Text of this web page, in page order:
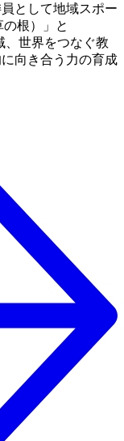
として地域スポー
の根）」と
、世界をつなぐ教
向き合う力の育成